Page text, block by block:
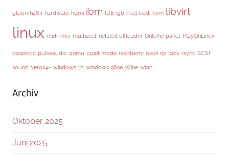
gluon h264 hardware hdmi ibm IDE igb intel kodi kvm libvirt
linux midi mkv multiseat netzteil offloader Onleihe paket PlayOnLinux
powerpc pulseaudio qemu quiet mode raspberry raspi rip lock rsync SCSI
sound Verok4+ windows 10 windows 98se Wine wlan
Archiv
Oktober 2025
Juni 2025